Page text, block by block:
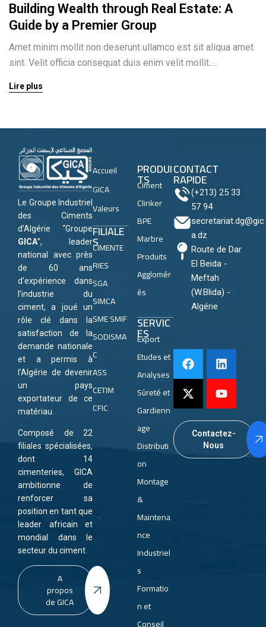
Building Wealth through Real Estate: A
Guide by a Premier Group
Amet minim mollit non deserunt ullamco est sit aliqua amet
sint. Velit officia consequat duis enim velit mollit.
Lire plus
Le Groupe Industriel
des Ciments
d’Algérie “Groupe
GICA”, leader
national avec près
de 60 ans
d’expérience dans
l’industrie du
ciment, a joué un
rôle clé dans la
satisfaction de la
demande nationale
et a permis à
l’Algérie de devenir
un pays
exportateur de ce
matériau.
Composé de 22
filiales spécialisées,
dont 14
cimenteries, GICA
ambitionne de
renforcer sa
position en tant que
leader africain et
mondial dans le
secteur du ciment.
A
propos
de GICA
Accueil
GICA
Valeurs
FILIALE
S
CIMENTE
RIES
SGA
SIMCA
SME SMIF
SODISMA
C
ASS
CETIM
CFIC
PRODUI
TS
Ciment
Clinker
BPE
Marbre
Produits
Agglomér
és
SERVIC
ES
Export
Etudes et
Analyses
Sûreté et
Gardienn
age
Distributi
on
Montage
&
Maintena
nce
Industriel
s
Formatio
n et
Conseil
CONTACT
RAPIDE
(+213) 25 33
57 94
secretariat.dg@gic
a.dz
Route de Dar
El Beida -
Meftah
(W.Blida) -
Algérie
Contactez-
Nous